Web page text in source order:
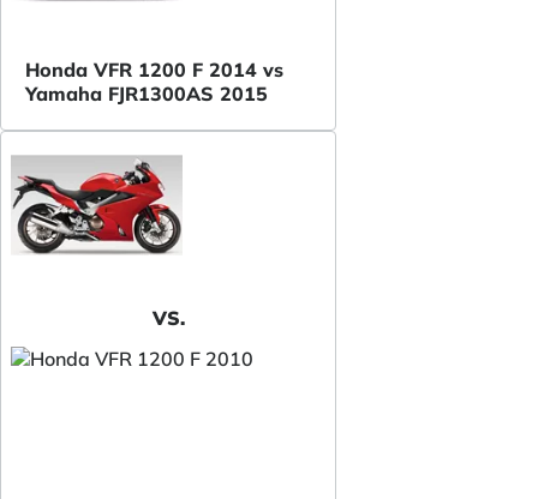
Honda VFR 1200 F 2014 vs
Yamaha FJR1300AS 2015
VS.